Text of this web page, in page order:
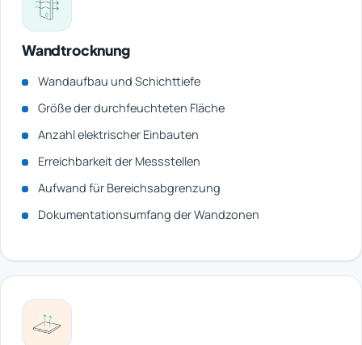
Wandtrocknung
Wandaufbau und Schichttiefe
Größe der durchfeuchteten Fläche
Anzahl elektrischer Einbauten
Erreichbarkeit der Messstellen
Aufwand für Bereichsabgrenzung
Dokumentationsumfang der Wandzonen